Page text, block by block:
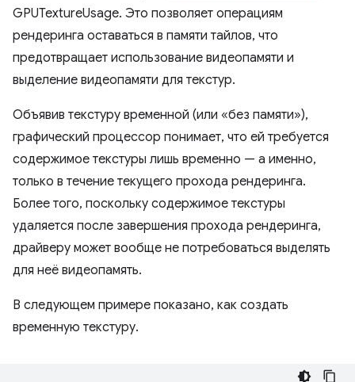
GPUTextureUsage. Это позволяет операциям
рендеринга оставаться в памяти тайлов, что
предотвращает использование видеопамяти и
выделение видеопамяти для текстур.
Объявив текстуру временной (или «без памяти»),
графический процессор понимает, что ей требуется
содержимое текстуры лишь временно — а именно,
только в течение текущего прохода рендеринга.
Более того, поскольку содержимое текстуры
удаляется после завершения прохода рендеринга,
драйверу может вообще не потребоваться выделять
для неё видеопамять.
В следующем примере показано, как создать
временную текстуру.